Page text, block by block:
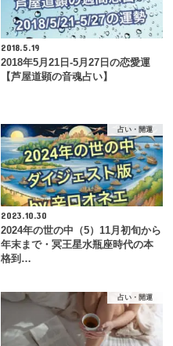
2018.5.19
2018年5月21日-5月27日の恋愛運
【芦屋道顕の音魂占い】
占い・開運
2023.10.30
2024年の世の中（5）11月初旬から
年末まで・冥王星水瓶座時代の本
格到…
占い・開運